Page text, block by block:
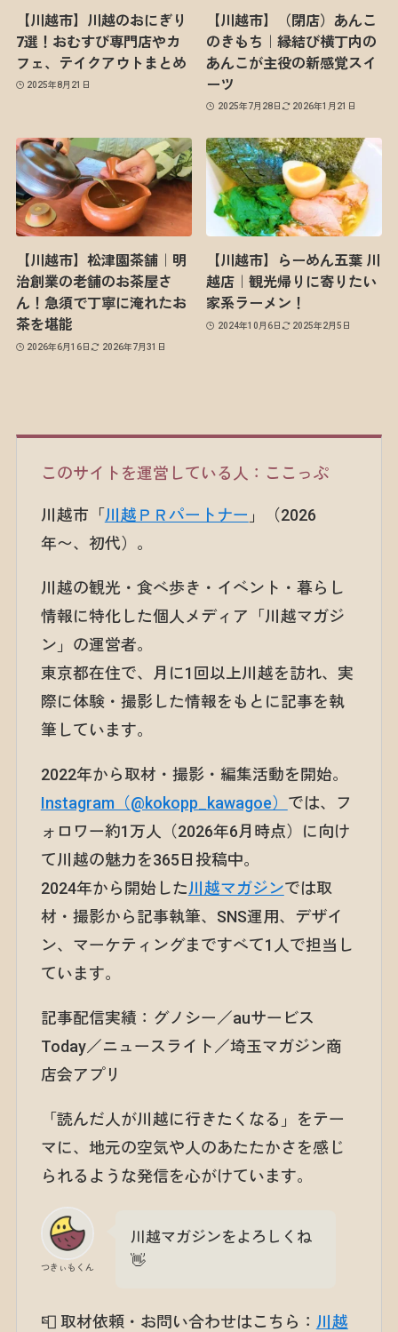
【川越市】川越のおにぎり
7選！おむすび専門店やカ
フェ、テイクアウトまとめ
2025年8月21日
【川越市】（閉店）あんこ
のきもち｜縁結び横丁内の
あんこが主役の新感覚スイ
ーツ
2025年7月28日 2026年1月21日
【川越市】松津園茶舗｜明
治創業の老舗のお茶屋さ
ん！急須で丁寧に淹れたお
茶を堪能
2026年6月16日 2026年7月31日
【川越市】らーめん五葉 川
越店｜観光帰りに寄りたい
家系ラーメン！
2024年10月6日 2025年2月5日
このサイトを運営している人：ここっぷ
川越市「 川越ＰＲパートナー 」（2026
年〜、初代）。
川越の観光・食べ歩き・イベント・暮らし
情報に特化した個人メディア「川越マガジ
ン」の運営者。
東京都在住で、月に1回以上川越を訪れ、実
際に体験・撮影した情報をもとに記事を執
筆しています。
2022年から取材・撮影・編集活動を開始。
Instagram（@kokopp_kawagoe） では、フ
ォロワー約1万人（2026年6月時点）に向け
て川越の魅力を365日投稿中。
2024年から開始した川越マガジンでは取
材・撮影から記事執筆、SNS運用、デザイ
ン、マーケティングまですべて1人で担当し
ています。
記事配信実績：グノシー／auサービス
Today／ニュースライト／埼玉マガジン商
店会アプリ
「読んだ人が川越に行きたくなる」をテー
マに、地元の空気や人のあたたかさを感じ
られるような発信を心がけています。
つきぃもくん
川越マガジンをよろしくね
👋
📮 取材依頼・お問い合わせはこちら： 川越